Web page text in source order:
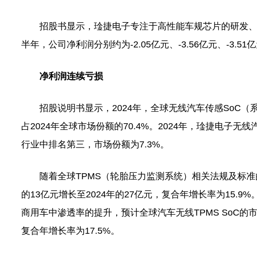
招股书显示，琻捷电子专注于高性能车规芯片的研发
半年，公司净利润分别约为-2.05亿元、-3.56亿元、-3.51亿
净利润连续亏损
招股说明书显示，2024年，全球无线汽车传感SoC（
占2024年全球市场份额的70.4%。2024年，琻捷电子无
行业中排名第三，市场份额为7.3%。
随着全球TPMS（轮胎压力监测系统）相关法规及标准
的13亿元增长至2024年的27亿元，复合年增长率为
商用车中渗透率的提升，预计全球汽车无线TPMS SoC的
复合年增长率为17.5%。